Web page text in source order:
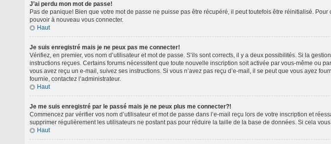
J’ai perdu mon mot de passe!
Pas de panique! Bien que votre mot de passe ne puisse pas être récupéré, il peut toutefois être réinitialisé.
pouvoir à nouveau vous connecter.
Haut
Je suis enregistré mais je ne peux pas me connecter!
Vérifiez, en premier, vos nom d’utilisateur et mot de passe. S’ils sont corrects, il y a deux possibilités. Si la
instructions reçues. Certains forums nécessitent que toute nouvelle inscription soit activée par vous-même ou
vous avez reçu un e-mail, suivez ses instructions. Si vous n’avez pas reçu d’e-mail, il se peut que vous ayez
fournie, contactez l’administrateur.
Haut
Je me suis enregistré par le passé mais je ne peux plus me connecter?!
Commencez par vérifier vos nom d’utilisateur et mot de passe dans l’e-mail reçu lors de votre inscription et
supprimer régulièrement les utilisateurs ne postant pas pour réduire la taille de la base de données. Si cela
Haut